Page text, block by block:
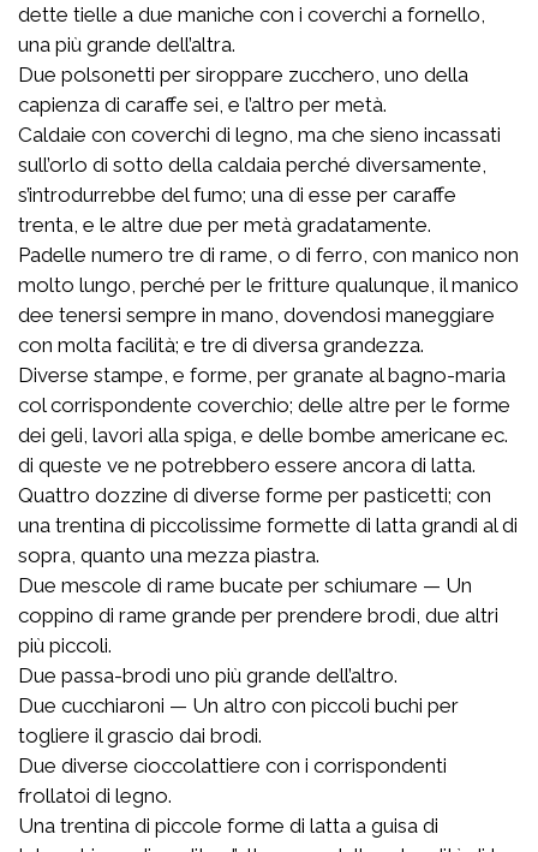
dette tielle a due maniche con i coverchi a fornello,
una più grande dell’altra.
Due polsonetti per siroppare zucchero, uno della
capienza di caraffe sei, e l’altro per metà.
Caldaie con coverchi di legno, ma che sieno incassati
sull’orlo di sotto della caldaia perché diversamente,
s’introdurrebbe del fumo; una di esse per caraffe
trenta, e le altre due per metà gradatamente.
Padelle numero tre di rame, o di ferro, con manico non
molto lungo, perché per le fritture qualunque, il manico
dee tenersi sempre in mano, dovendosi maneggiare
con molta facilità; e tre di diversa grandezza.
Diverse stampe, e forme, per granate al bagno-maria
col corrispondente coverchio; delle altre per le forme
dei geli, lavori alla spiga, e delle bombe americane ec.
di queste ve ne potrebbero essere ancora di latta.
Quattro dozzine di diverse forme per pasticetti; con
una trentina di piccolissime formette di latta grandi al di
sopra, quanto una mezza piastra.
Due mescole di rame bucate per schiumare — Un
coppino di rame grande per prendere brodi, due altri
più piccoli.
Due passa-brodi uno più grande dell’altro.
Due cucchiaroni — Un altro con piccoli buchi per
togliere il grascio dai brodi.
Due diverse cioccolattiere con i corrispondenti
frollatoi di legno.
Una trentina di piccole forme di latta a guisa di